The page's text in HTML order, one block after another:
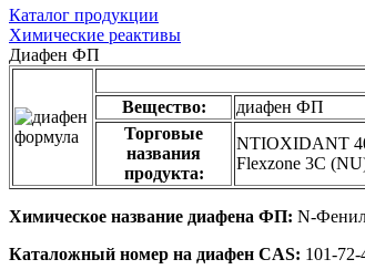
Каталог продукции
Химические реактивы
Диафен ФП
Вещество:
диафен ФП
Торговые
названия
продукта:
NTIOXIDANT
Flexzone 3C
Химическое название диафена ФП: N-
Каталожный номер на диафен CAS: 101-72-